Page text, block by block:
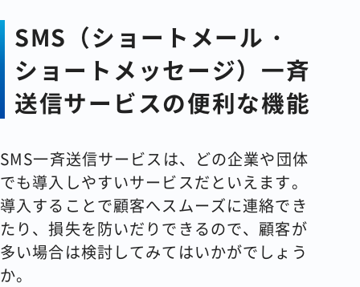
SMS（ショートメール・
ショートメッセージ）一斉
送信サービスの便利な機能
SMS一斉送信サービスは、どの企業や団体
でも導入しやすいサービスだといえます。
導入することで顧客へスムーズに連絡でき
たり、損失を防いだりできるので、顧客が
多い場合は検討してみてはいかがでしょう
か。